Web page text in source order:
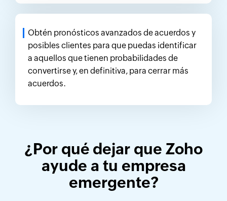
Obtén pronósticos avanzados de acuerdos y
posibles clientes para que puedas identificar
a aquellos que tienen probabilidades de
convertirse y, en definitiva, para cerrar más
acuerdos.
¿Por qué dejar que Zoho
ayude a tu empresa
emergente?